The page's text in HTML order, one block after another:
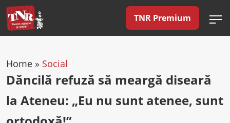
TNR Premium
Home » Social
Dăncilă refuză să meargă diseară
la Ateneu: „Eu nu sunt atenee, sunt